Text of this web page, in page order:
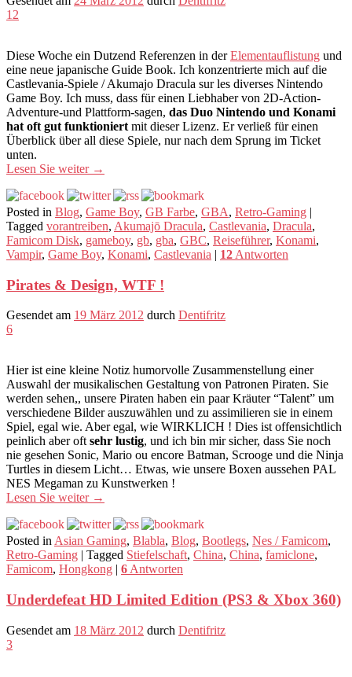
12
Diese Woche ein Dutzend Referenzen in derElementauflistung und
eine neue japanische Guide Book. Ich konzentrierte mich auf die
Castlevania-Spiele / Akumajo Dracula sur les diverses Nintendo
Game Boy. Ich muss, dass für einen Liebhaber von 2D-Action-
Adventure-und Plattform-sagen, das Duo Nintendo und Konami
hat oft gut funktioniert mit dieser Lizenz. Er verließ für einen
Überblick über all diese Spiele, nur nach dem Sprung im Ticket
unten.
Lesen Sie weiter →
Posted in Blog, Game Boy, GB Farbe, GBA, Retro-Gaming |
Tagged vorantreiben, Akumajō Dracula, Castlevania, Dracula,
Famicom Disk, gameboy, gb, gba, GBC, Reiseführer, Konami,
Vampir, Game Boy, Konami, Castlevania | 12 Antworten
Pirates & Design, WTF !
Gesendet am 19 März 2012 durch Dentifritz
6
Hier ist eine kleine Notiz humorvolle Zusammenstellung einer
Auswahl der musikalischen Gestaltung von Patronen Piraten. Sie
werden sehen,, unsere Piraten haben ein paar Kräuter “Talent” um
verschiedene Bilder auszuwählen und zu assimilieren sie in einem
Spiel, egal wie. Aber egal, wie WIRKLICH ! Dies ist offensichtlich
peinlich aber oft sehr lustig, und ich bin mir sicher, dass Sie noch
nie gesehen Sonic, Mario ou encore Batman, Scrooge und die Ninja
Turtles in diesem Licht… Etwas, wie unsere Boxen aussehen PAL
NES Megaman zu Kunstwerken !
Lesen Sie weiter →
Posted in Asian Gaming, Blabla, Blog, Bootlegs, Nes / Famicom,
Retro-Gaming | Tagged Stiefelschaft, China, China, famiclone,
Famicom, Hongkong | 6 Antworten
Underdefeat HD Limited Edition (PS3 & Xbox 360)
Gesendet am 18 März 2012 durch Dentifritz
3